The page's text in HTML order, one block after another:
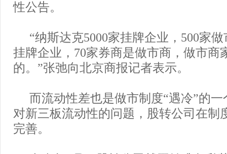
性公告。
“纳斯达克5000家挂牌企业，500家
挂牌企业，70家券商是做市商，做市商
的。”张弛向北京商报记者表示。
而流动性差也是做市制度“遇冷”的
对新三板流动性的问题，股转公司在制
完善。